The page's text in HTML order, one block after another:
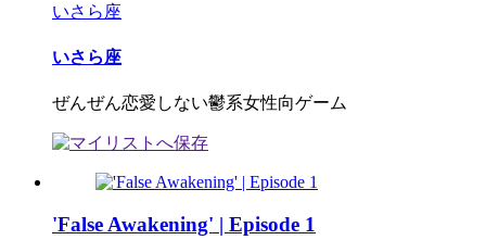
いさら座
いさら座
ぜんぜん恋愛しない鬱系女性向ゲーム
'False Awakening' | Episode 1